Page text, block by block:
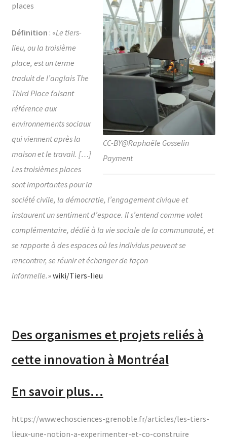
CC-BY@Raphaële Gosselin
Payment
places
Définition : «Le tiers-
lieu, ou la troisième
place, est un terme
traduit de l’anglais The
Third Place faisant
référence aux
environnements sociaux
qui viennent après la
maison et le travail. […]
Les troisièmes places
sont importantes pour la
société civile, la démocratie, l’engagement civique et
instaurent un sentiment d’espace. Il s’entend comme volet
complémentaire, dédié à la vie sociale de la communauté, et
se rapporte à des espaces où les individus peuvent se
rencontrer, se réunir et échanger de façon
informelle.»wiki/Tiers-lieu
Des organismes et projets reliés à
cette innovation à Montréal
En savoir plus…
https://www.echosciences-grenoble.fr/articles/les-tiers-
lieux-une-notion-a-experimenter-et-co-construire